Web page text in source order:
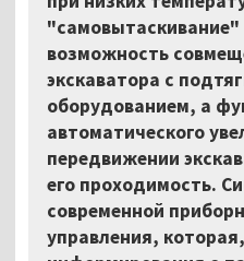
"самовытаскивание"
возможность
экскаватора с
оборудованием, а
автоматического
передвижении
его проходимость.
современной
управления,